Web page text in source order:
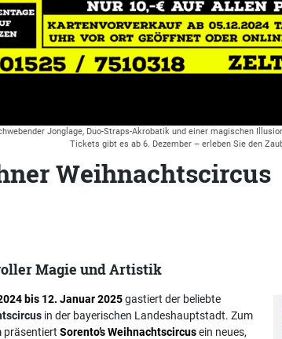
Jonglage, Duo-Straps-Akrobatik und einer magischen
Tickets gibt es ab 6. Dezember – erleben Sie den
Weihnachtscircus
Magie und Artistik
bis 12. Januar 2025gastiert der beliebte
in der bayerischen Landeshauptstadt. Zum
präsentiert Sorento’s Weihnachtscircusein neues,